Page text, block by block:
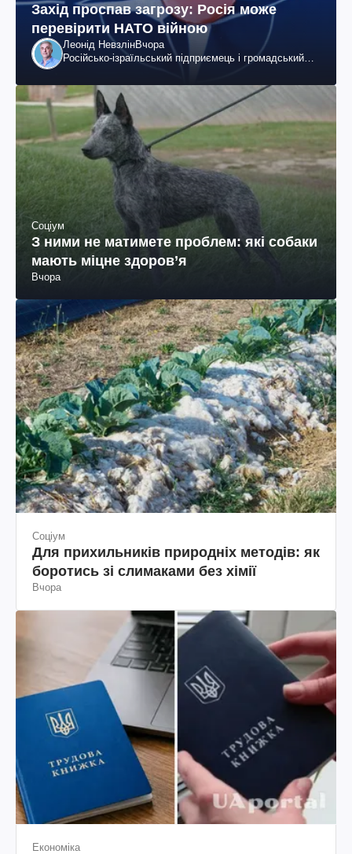
Захід проспав загрозу: Росія може
перевірити НАТО війною
Леонід НевзлінВчора
Російсько-ізраїльський підприємець і громадський
Соціум
З ними не матимете проблем: які собаки
мають міцне здоров’я
Вчора
Соціум
Для прихильників природніх методів: як
боротись зі слимаками без хімії
Вчора
Економіка